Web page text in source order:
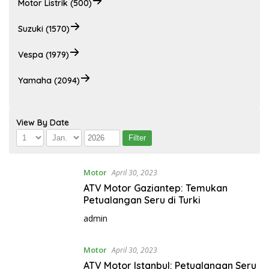
Motor Listrik (500)
Suzuki (1570)
Vespa (1979)
Yamaha (2094)
View By Date
Motor April 30, 2023
ATV Motor Gaziantep: Temukan
Petualangan Seru di Turki
admin
Motor April 30, 2023
ATV Motor Istanbul: Petualangan Seru